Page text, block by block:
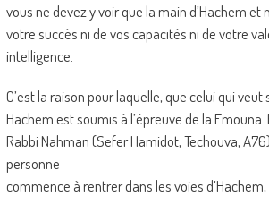
vous ne devez y voir que la main d’Hachem et
votre succès ni de vos capacités ni de votre
intelligence.
C’est la raison pour laquelle, que celui qui
Hachem est soumis à l’épreuve de la
Rabbi Nahman (Sefer Hamidot, Techouva,
personne
commence à rentrer dans les voies d’Hachem,